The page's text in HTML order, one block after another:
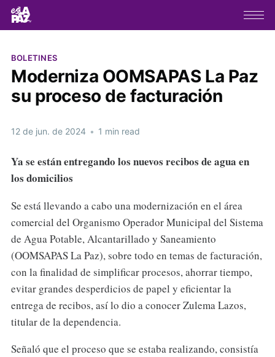
BOLETINES
Moderniza OOMSAPAS La Paz
su proceso de facturación
12 de jun. de 2024 • 1 min read
Ya se están entregando los nuevos recibos de agua en
los domicilios
Se está llevando a cabo una modernización en el área
comercial del Organismo Operador Municipal del Sistema
de Agua Potable, Alcantarillado y Saneamiento
(OOMSAPAS La Paz), sobre todo en temas de facturación,
con la finalidad de simplificar procesos, ahorrar tiempo,
evitar grandes desperdicios de papel y eficientar la
entrega de recibos, así lo dio a conocer Zulema Lazos,
titular de la dependencia.
Señaló que el proceso que se estaba realizando, consistía